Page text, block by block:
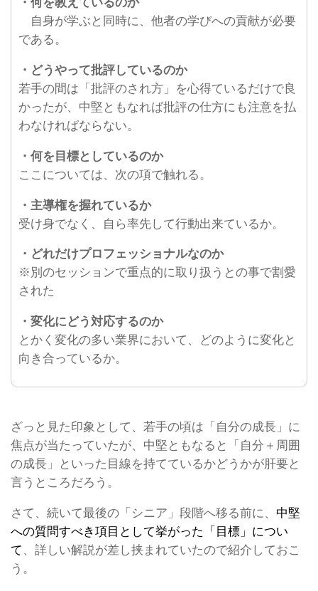
自身が学ぶと同時に、他者の学びへの貢献が必要
である。
・どうやって批評しているのか
若手の間は「批評のされ方」を心得ているだけで良
かったが、中堅ともなれば批評の仕方にも注意を払
わなければならない。
・何を目標としているのか
ここについては、次の項で触れる。
・主導権を握れているか
受け身でなく、自ら率先して行動出来ているか。
・どれだけプロフェッショナルなのか
※別のセッションで重点的に取り扱うとの事で割愛
された
・変化にどう対応するのか
とかく変化の多い業界において、どのように変化と
向き合っているか。
ざっと見た印象として、若手の頃は「自分の成長」に
焦点が当たっていたが、中堅ともなると「自分＋周囲
の成長」といった目線を持てているかどうかが肝要と
言うところだろう。
さて、続いて最後の「シニア」段階へ移る前に、 中堅
への質問すべき項目として挙がった「目標」につい
て 、詳しい解説が差し挟まれていたので紹介しておこ
う。